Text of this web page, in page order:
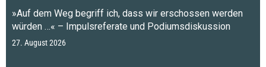
»Auf dem Weg begriff ich, dass wir erschossen werden
würden …« – Impulsreferate und Podiumsdiskussion
27. August 2026